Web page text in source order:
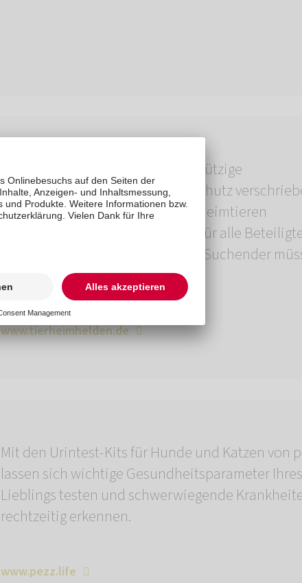
Tierheimhelden ist eine gemeinnützige
Organisation, die sich dem Tierschutz
hat und die Vermittlung von Tierheimtieren
unterstützt. Unsere Plattform ist für alle
kostenfrei, weder Tierheim noch Suchender
etwas bezahlen.
www.tierheimhelden.de
Mit den Urintest-Kits für Hunde und Katzen von
lassen sich wichtige Gesundheitsparameter Ihres
Lieblings testen und schwerwiegende
rechtzeitig erkennen.
www.pezz.life